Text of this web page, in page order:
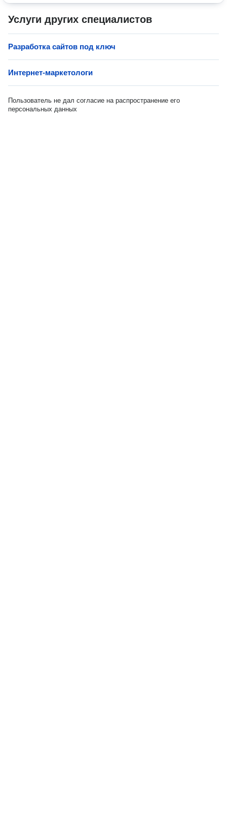
Услуги других специалистов
Разработка сайтов под ключ
Интернет-маркетологи
Пользователь не дал согласие на распространение его
персональных данных